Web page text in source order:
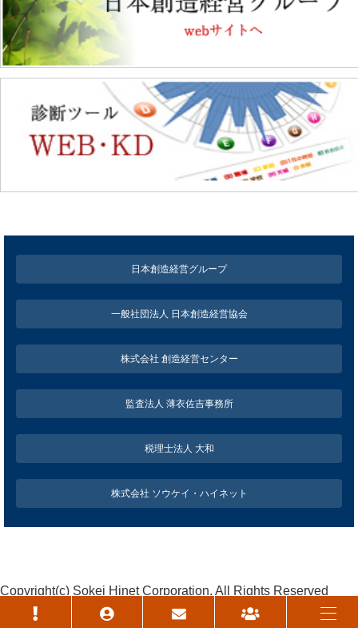
日本創造経営グループ
一般社団法人 日本創造経営協会
株式会社 創造経営センター
監査法人 薄衣佐吉事務所
税理士法人 大和
株式会社 ソウケイ・ハイネット
Copyright(c) Sokei Hinet Corporation. All Rights Reserved
個人情報保護方針